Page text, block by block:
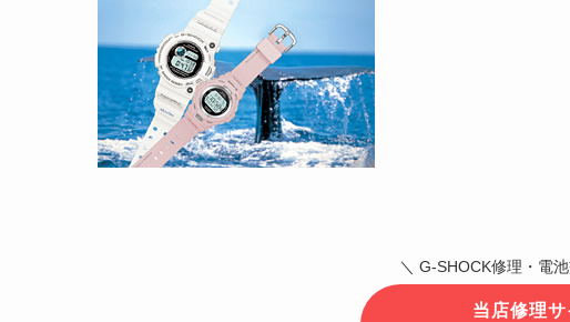
＼ G-SHOCK修理・電
当店修理